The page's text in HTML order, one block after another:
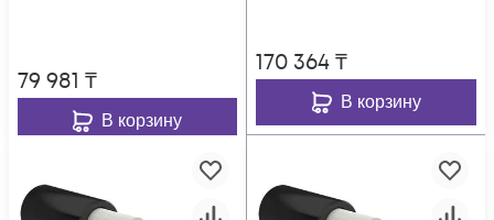
79 981 ₸
В корзину
170 364₸
В корзину